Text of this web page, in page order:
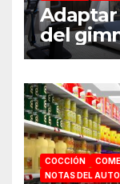
del
COCCIÓN
NOTAS DEL